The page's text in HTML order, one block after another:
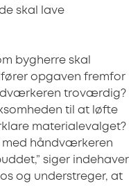
skal lave
bygherre skal
opgaven fremfor
troværdig?
til at løfte
materialevalget?
med håndværkeren
siger indehaver
og understreger, at